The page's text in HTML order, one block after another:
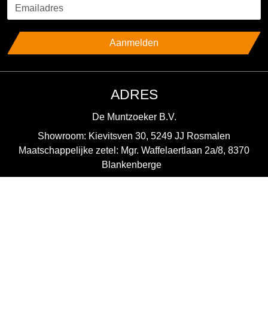
Aanmelden
ADRES
De Muntzoeker B.V.
Showroom: Kievitsven 30, 5249 JJ Rosmalen
Maatschappelijke zetel: Mgr. Waffelaertlaan 2a/8, 8370
Blankenberge